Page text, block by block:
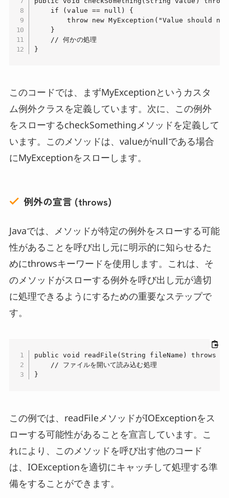
    if (value == null) {
throw new MyException("Value should
    }
    // 何かの処理
}
このコードでは、まずMyExceptionというカスタ
ム例外クラスを定義しています。次に、この例外
をスローするcheckSomethingメソッドを定義して
います。このメソッドは、valueがnullである場合
にMyExceptionをスローします。
例外の宣言 (throws)
Javaでは、メソッドが特定の例外をスローする可能
性があることを呼び出し元に明示的に知らせるた
めにthrowsキーワードを使用します。これは、そ
のメソッドがスローする例外を呼び出し元が適切
に処理できるようにするための重要なステップで
す。
public void readFile(String fileName) throws
    // ファイルを開いて読み込む処理
}
この例では、readFileメソッドがIOExceptionをス
ローする可能性があることを宣言しています。こ
れにより、このメソッドを呼び出す他のコード
は、IOExceptionを適切にキャッチして処理する準
備をすることができます。